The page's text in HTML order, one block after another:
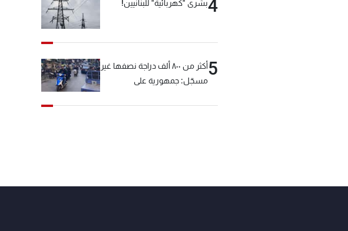
4بشرى "كهربائية" للبنانيين!
5
أكثر من ٨٠٠ ألف دراجة نصفها غير
مسجّل: جمهورية على